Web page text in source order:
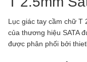
Lục giác tay cầm chữ T
của thương hiệu SATA
được phân phối bởi